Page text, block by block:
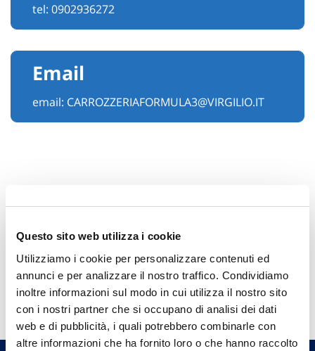
Questo sito web utilizza i cookie
Utilizziamo i cookie per personalizzare contenuti ed
annunci e per analizzare il nostro traffico. Condividiamo
inoltre informazioni sul modo in cui utilizza il nostro sito
con i nostri partner che si occupano di analisi dei dati
web e di pubblicità, i quali potrebbero combinarle con
altre informazioni che ha fornito loro o che hanno raccolto
tel: 0902936272
Email
email: CARROZZERIAFORMULA3@VIRGILIO.IT
Hai bisogno di
informazioni?
Trova l'Agenzia più vicina a te e parla con